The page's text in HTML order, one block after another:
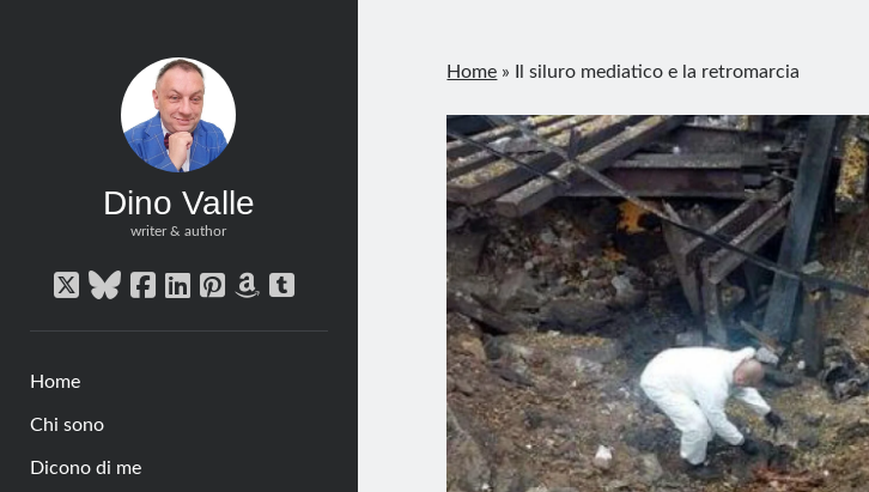
Dino Valle
writer & author
twitterbluesky
facebook
linkedin
pinterest
amazon
tumblr
Home
Chi sono
Dicono di me
Home » Il siluro mediatico e la retromarcia